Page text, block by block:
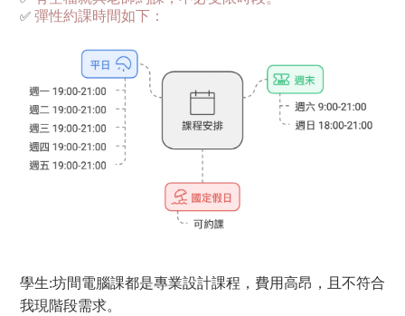
✅ 彈性約課時間如下：
學生:坊間電腦課都是專業設計課程，費用高昂，且不符合
我現階段需求。